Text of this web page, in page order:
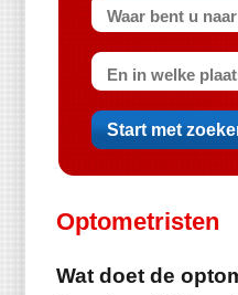
Optometristen
Wat doet de